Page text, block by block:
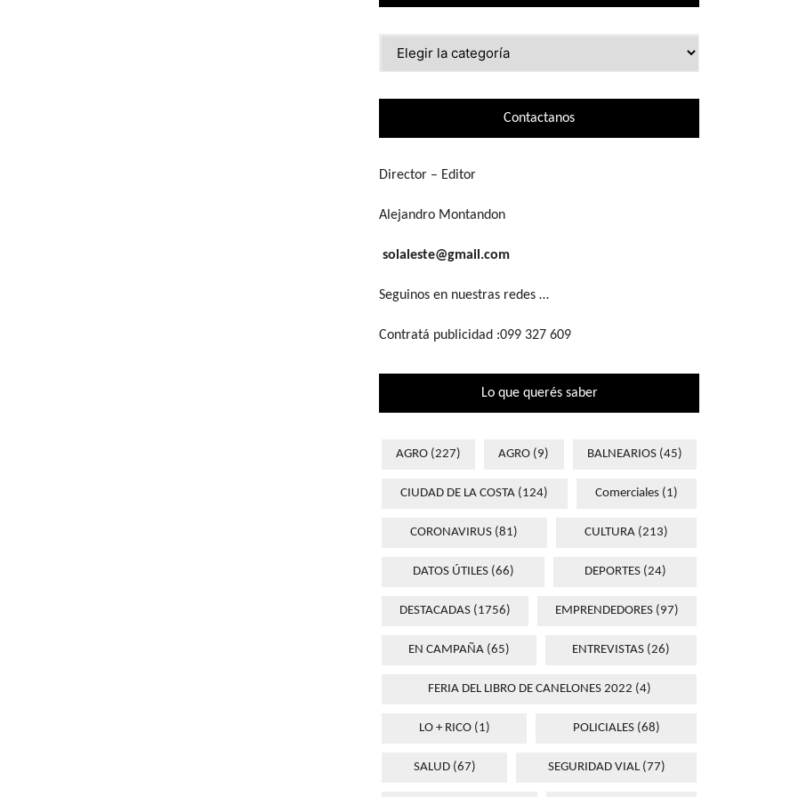
Contactanos
Director – Editor
Alejandro Montandon
solaleste@gmail.com
Seguinos en nuestras redes …
Contratá publicidad :099 327 609
Lo que querés saber
AGRO (227) AGRO (9) BALNEARIOS(45)
CIUDAD DE LA COSTA (124) Comerciales(1)
CORONAVIRUS (81) CULTURA(213)
DATOS ÚTILES(66) DEPORTES(24)
DESTACADAS (1756) EMPRENDEDORES (97)
EN CAMPAÑA (65) ENTREVISTAS (26)
FERIA DEL LIBRO DE CANELONES 2022 (4)
LO + RICO(1) POLICIALES(68)
SALUD(67) SEGURIDAD VIAL(77)